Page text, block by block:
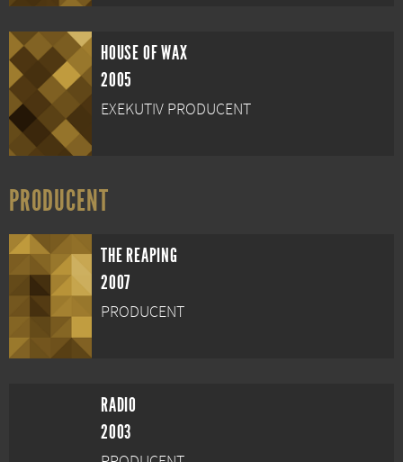
HOUSE OF WAX
2005
EXEKUTIV PRODUCENT
PRODUCENT
THE REAPING
2007
PRODUCENT
RADIO
2003